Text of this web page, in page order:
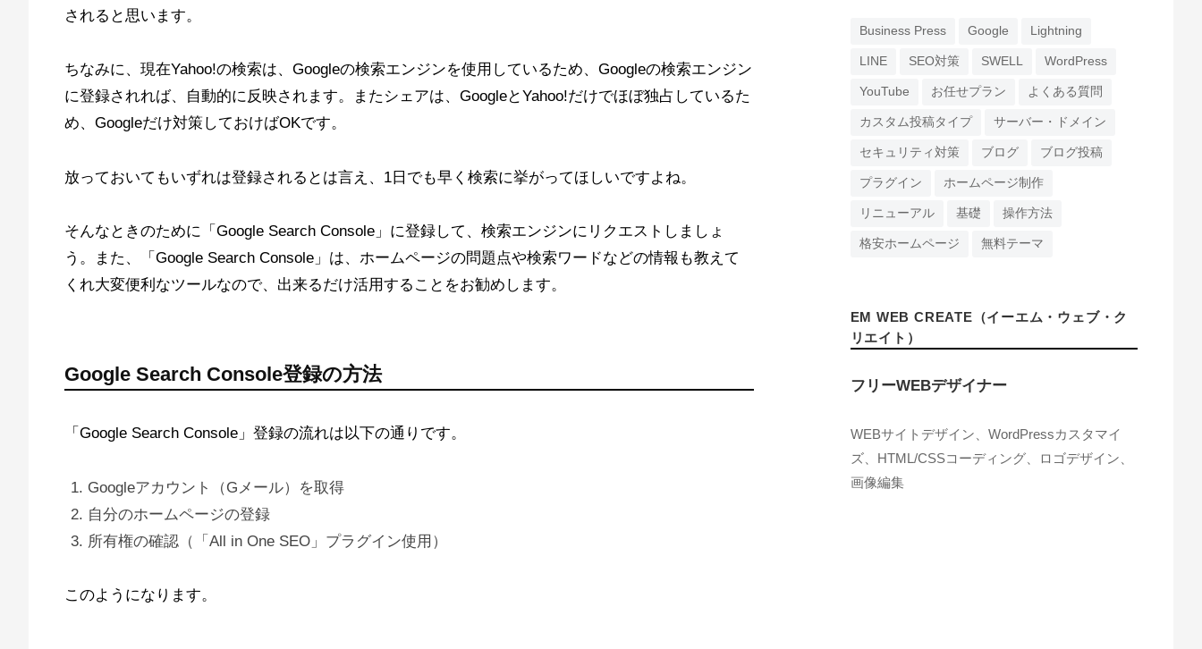
されると思います。
ちなみに、現在Yahoo!の検索は、Googleの検索エンジンを使用しているため、Googleの検索エンジン
に登録されれば、自動的に反映されます。またシェアは、GoogleとYahoo!だけでほぼ独占しているた
め、Googleだけ対策しておけばOKです。
放っておいてもいずれは登録されるとは言え、1日でも早く検索に挙がってほしいですよね。
そんなときのために「Google Search Console」に登録して、検索エンジンにリクエストしましょ
う。また、「Google Search Console」は、ホームページの問題点や検索ワードなどの情報も教えて
くれ大変便利なツールなので、出来るだけ活用することをお勧めします。
Google Search Console登録の方法
「Google Search Console」登録の流れは以下の通りです。
Googleアカウント（Gメール）を取得
自分のホームページの登録
所有権の確認（「All in One SEO」プラグイン使用）
このようになります。
Business Press Google Lightning
LINE SEO対策 SWELL WordPress
YouTube お任せプラン よくある質問
カスタム投稿タイプ サーバー・ドメイン
セキュリティ対策 ブログ ブログ投稿
プラグイン ホームページ制作
リニューアル 基礎 操作方法
格安ホームページ 無料テーマ
EM WEB CREATE（イーエム・ウェブ・ク
リエイト）
フリーWEBデザイナー
WEBサイトデザイン、WordPressカスタマイ
ズ、HTML/CSSコーディング、ロゴデザイン、
画像編集